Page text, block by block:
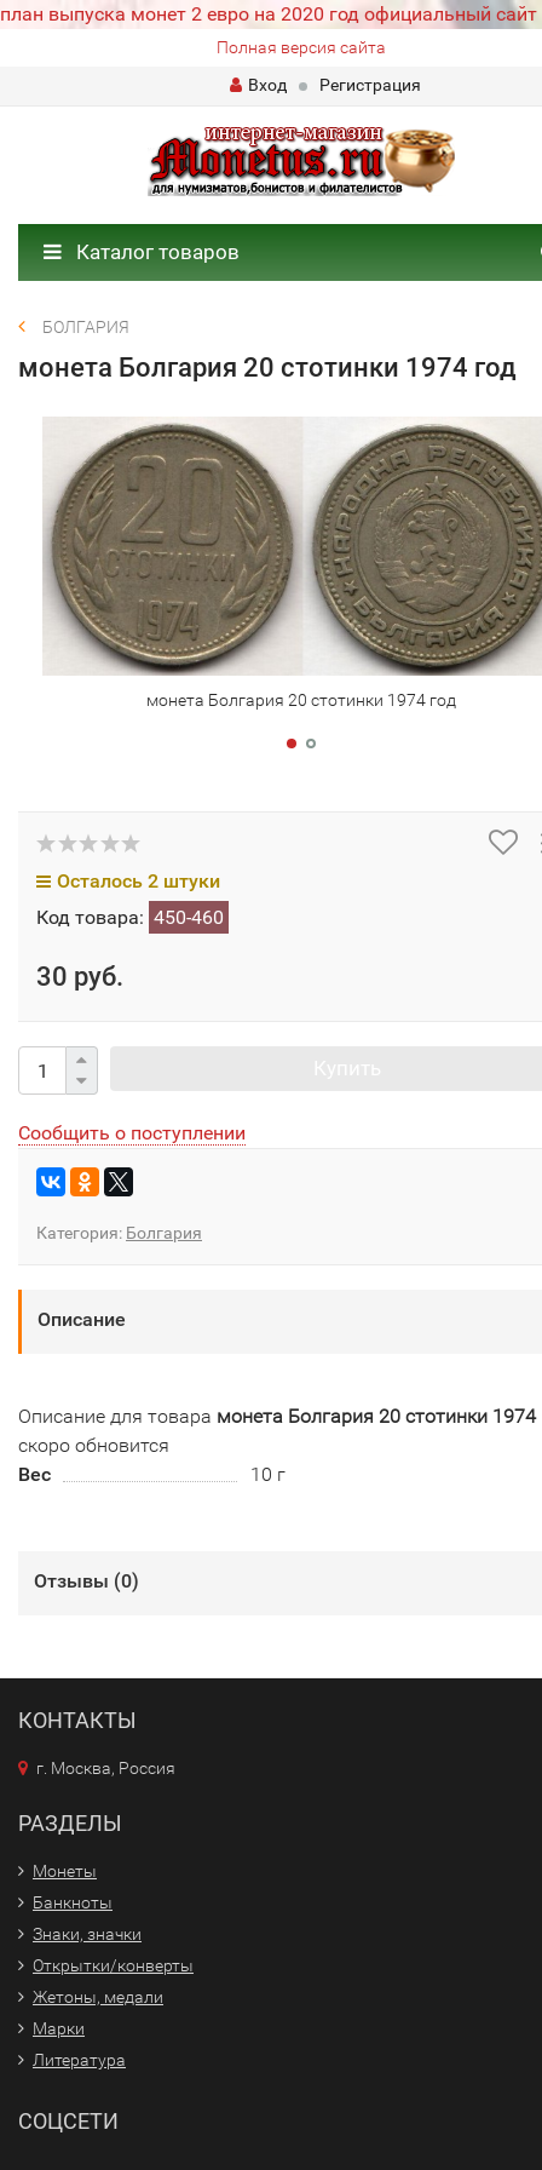
план выпуска монет 2 евро на 2020 год официальный сайт
Полная версия сайта
Вход
Регистрация
Каталог товаров
БОЛГАРИЯ
монета Болгария 20 стотинки 1974 год
монета Болгария 20 стотинки 1974 год
Осталось 2 штуки
Код товара: 450-460
30 руб.
Сообщить о поступлении
Категория: Болгария
Описание
Описание для товара монета Болгария 20 стотинки 1974
скоро обновится
Вес
10 г
Отзывы (0)
КОНТАКТЫ
г. Москва, Россия
РАЗДЕЛЫ
Монеты
Банкноты
Знаки, значки
Открытки/конверты
Жетоны, медали
Марки
Литература
СОЦСЕТИ